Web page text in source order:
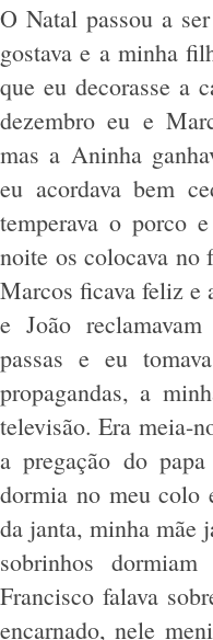
O Natal passou a
gostava e a minha
que eu decorasse a
dezembro eu e
mas a Aninha
eu acordava bem
temperava o porco
noite os colocava no
Marcos ficava feliz e
e João
passas e eu
propagandas, a
televisão. Era meia-
a pregação do
dormia no meu colo
da janta, minha mãe
sobrinhos
Francisco falava
encarnado, nele